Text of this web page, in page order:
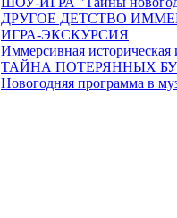
ДРУГОЕ ДЕТСТВО
ИГРА-ЭКСКУРСИЯ
Иммерсивная
ТАЙНА ПОТЕРЯННЫХ
Новогодняя программа в